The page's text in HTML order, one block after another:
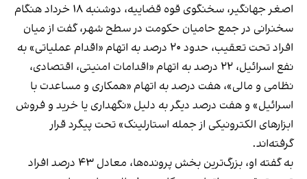
اصغر جهانگیر، سخنگوی قوه قضاییه، دوشنبه ۱۸ خرداد هنگام
سخنرانی در جمع حامیان حکومت در سطح شهر، گفت از میان
افراد تحت تعقیب، حدود ۲۰ درصد به اتهام «اقدام عملیاتی» به
نفع اسرائیل، ۲۲ درصد به اتهام «اقدامات امنیتی، اقتصادی،
نظامی و مالی»، هفت درصد به اتهام «همکاری و مساعدت با
اسرائیل» و هفت درصد دیگر به دلیل «نگهداری یا خرید و فروش
ابزارهای الکترونیکی از جمله استارلینک» تحت پیگرد قرار
گرفته‌اند.
به گفته او، بزرگ‌ترین بخش پرونده‌ها، معادل ۴۳ درصد افراد